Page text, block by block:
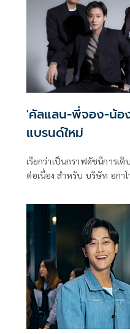
สิ้นใจเพียงเวลาไม่นาน
'คัลแลน-พี่จอง-น้อ
แบรนด์ใหม่
เรียกว่าเป็นกราฟดัชนีการเ
ต่อเนื่อง สำหรับ บริษัท อกา
คนเก่งอย่าง คัลแลน (พัค คี
แดน (คิม อินยอน), เคอร์บี้ แ